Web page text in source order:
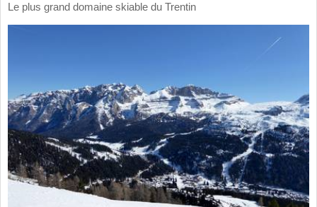
Le plus grand domaine skiable du Trentin